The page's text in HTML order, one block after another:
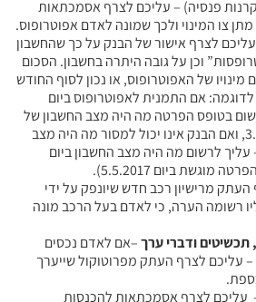
פנסיה) – עליכם לצרף אסמכתאות
מתן צו המינוי ולכך שמונה לאדם אפוטרופוס.
לצרף אישור של הבנק על כך שהחשבון
וכן על גובה היתרה בחשבון. הסכום
מינויו של האפוטרופוס, או נכון לסוף החודש
לדוגמה: אם התמנית לאפוטרופוס ביום
לרשום בטופס הפרטה מה היה מצב החשבון של
האדם ביום 3.4.2017, ואם הבנק אינו יכול למסור מה היה מצב
עליך לרשום מה היה מצב החשבון ביום
מרישיון רכב חדש שיונפק על ידי
רשומה הערה, כי לאדם בעל הרכב מונה
תכשיטים ודברי ערך–אם לאדם נכסים
עליכם לצרף העתק מפרוטוקול שייערך
עליכם לצרף אסמכתאות להכנסות